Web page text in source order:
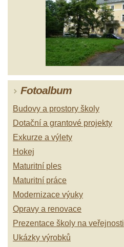
Fotoalbum
Budovy a prostory školy
Dotační a grantové projekty
Exkurze a výlety
Hokej
Maturitní ples
Maturitní práce
Modernizace výuky
Opravy a renovace
Prezentace školy na veřejnosti
Ukázky výrobků